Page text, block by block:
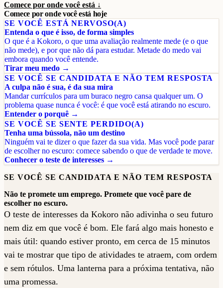
Comece por onde você está ↓
Comece por onde você está hoje
SE VOCÊ ESTÁ NERVOSO(A)
Entenda o que é isso, de forma simples
O que é a Kokoro, o que uma avaliação realmente mede (e o que
não mede), e por que não dá para estudar. Metade do medo vai
embora quando você entende.
Tirar meu medo →
SE VOCÊ SE CANDIDATA E NÃO TEM RESPOSTA
A culpa não é sua, é da sua mira
Mandar currículos para um buraco negro cansa qualquer um. O
problema quase nunca é você: é que você está atirando no escuro.
Entender o porquê →
SE VOCÊ SE SENTE PERDIDO(A)
Tenha uma bússola, não um destino
Ninguém vai te dizer o que fazer da sua vida. Mas você pode parar
de escolher no escuro: comece sabendo o que de verdade te move.
Conhecer o teste de interesses →
SE VOCÊ SE CANDIDATA E NÃO TEM RESPOSTA
Não te promete um emprego. Promete que você pare de
escolher no escuro.
O teste de interesses da Kokoro não adivinha o seu futuro
nem diz em que você é bom. Ele fará algo mais honesto e
mais útil: quando estiver pronto, em cerca de 15 minutos
vai te mostrar que tipo de atividades te atraem, com ordem
e sem rótulos. Uma lanterna para a próxima tentativa, não
uma promessa.